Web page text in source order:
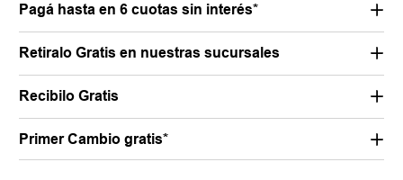
Pagá hasta en 6 cuotas sin interés*
Retiralo Gratis en nuestras sucursales
Recibilo Gratis
Primer Cambio gratis*